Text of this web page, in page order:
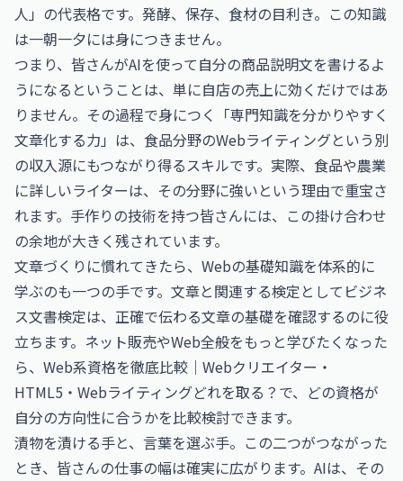
人」の代表格です。発酵、保存、食材の目利き。この知識
は一朝一夕には身につきません。
つまり、皆さんがAIを使って自分の商品説明文を書けるよ
うになるということは、単に自店の売上に効くだけではあ
りません。その過程で身につく「専門知識を分かりやすく
文章化する力」は、食品分野のWebライティングという別
の収入源にもつながり得るスキルです。実際、食品や農業
に詳しいライターは、その分野に強いという理由で重宝さ
れます。手作りの技術を持つ皆さんには、この掛け合わせ
の余地が大きく残されています。
文章づくりに慣れてきたら、Webの基礎知識を体系的に
学ぶのも一つの手です。文章と関連する検定として ビジネ
ス文書検定は、正確で伝わる文章の基礎を確認するのに役
立ちます。ネット販売やWeb全般をもっと学びたくなった
ら、 Web系資格を徹底比較｜Webクリエイター・
HTML5・Webライティングどれを取る？ で、どの資格が
自分の方向性に合うかを比較検討できます。
漬物を漬ける手と、言葉を選ぶ手。この二つがつながった
とき、皆さんの仕事の幅は確実に広がります。AIは、その